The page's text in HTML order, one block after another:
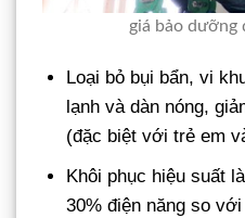
giá bảo dưỡng
Loại bỏ bụi bẩn, vi
lạnh và dàn nóng,
(đặc biệt với trẻ em
Khôi phục hiệu suất
30% điện năng so